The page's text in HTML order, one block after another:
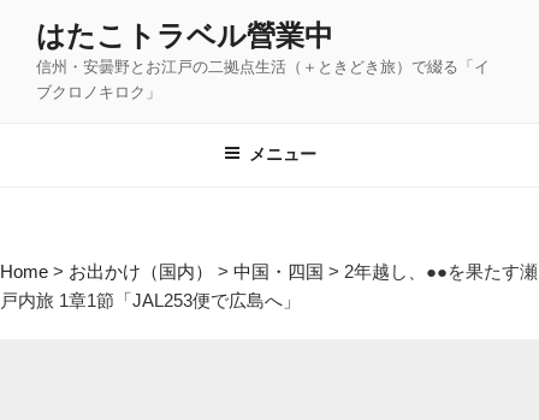
プ
はたこトラベル營業中
信州・安曇野とお江戸の二拠点生活（＋ときどき旅）で綴る「イ
ブクロノキロク」
メニュー
Home > お出かけ（国内） > 中国・四国 > 2年越し、●●を果たす瀬
戸内旅 1章1節「JAL253便で広島へ」